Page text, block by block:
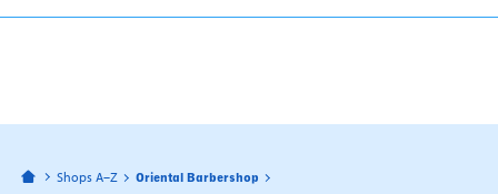
Bahnhofspassagen Potsdam
Shops A–Z Oriental Barbershop